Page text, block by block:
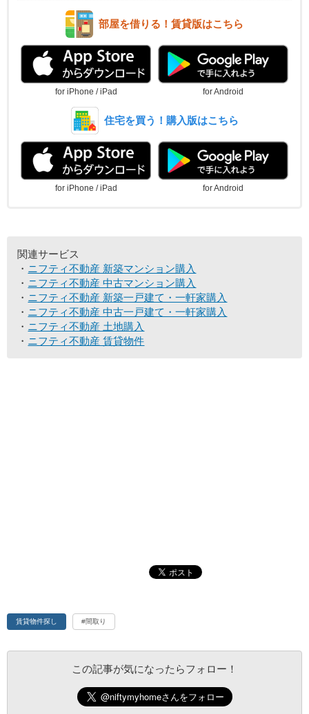
部屋を借りる！賃貸版はこちら
for iPhone / iPad for Android
住宅を買う！購入版はこちら
for iPhone / iPad for Android
関連サービス
ニフティ不動産 新築マンション購入
ニフティ不動産 中古マンション購入
ニフティ不動産 新築一戸建て・一軒家購入
ニフティ不動産 中古一戸建て・一軒家購入
ニフティ不動産 土地購入
ニフティ不動産 賃貸物件
賃貸物件探し #間取り
この記事が気になったらフォロー！